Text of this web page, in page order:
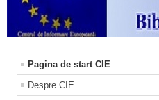
Pagina de start CIE
Despre CIE